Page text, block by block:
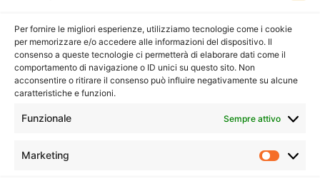
Per fornire le migliori esperienze, utilizziamo tecnologie come i cookie
per memorizzare e/o accedere alle informazioni del dispositivo. Il
consenso a queste tecnologie ci permetterà di elaborare dati come il
comportamento di navigazione o ID unici su questo sito. Non
acconsentire o ritirare il consenso può influire negativamente su alcune
caratteristiche e funzioni.
Funzionale Sempre attivo
Marketing
Salute e Sicurezza sui Luoghi di Lavoro
Servizi di consulenza e formazione 231
esternalizzato
Servizi Whistleblowing